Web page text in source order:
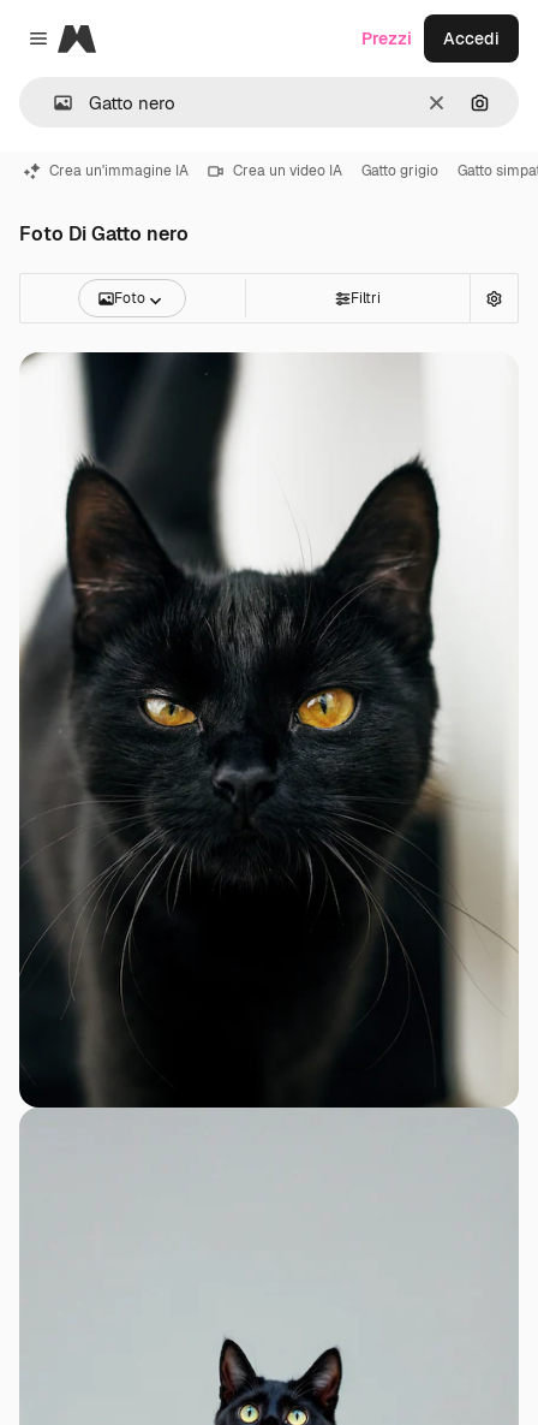
Close menu
Magnific
CancellaCerca
Prezzi Accedi
Crea un'immagine IA Crea un video IA Gatto grigio Gatto
Foto Di Gatto nero
Foto Filtri